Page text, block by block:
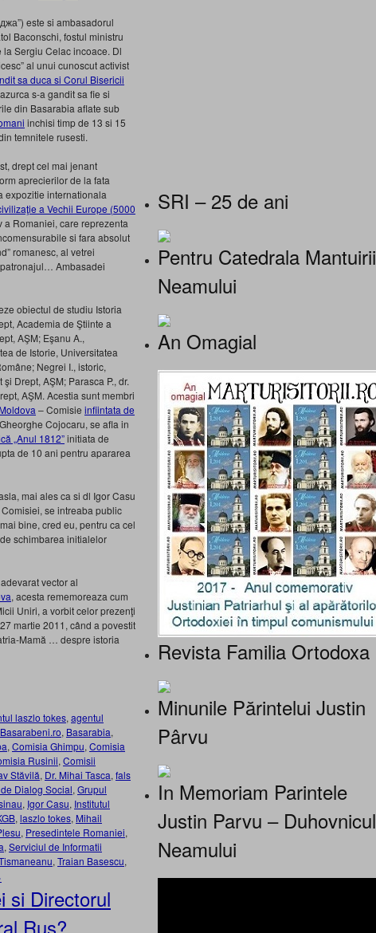
este si ambasadorul
Baconschi, fostul ministru
Sergiu Celac incoace. Dl
al unui cunoscut activist
sa duca si Corul Bisericii
s-a gandit sa fie si
din Basarabia aflate sub
inchisi timp de 13 si 15
temnitele rusesti.
drept cel mai jenant
aprecierilor de la fata
expozitie internationala
a Vechii Europe (5000
a Romaniei, care reprezenta
si fara absolut
romanesc, al vetrei
Ambasadei
obiectul de studiu Istoria
Academia de Ştiinte a
AŞM; Eşanu A.,
de Istorie, Universitatea
Negrei I., istoric,
Drept, AŞM; Parasca P., dr.
AŞM. Acestia sunt membri
– Comisie infiintata de
Cojocaru, se afla in
„Anul 1812”initiata de
de 10 ani pentru apararea
mai ales ca si dl Igor Casu
se intreaba public
bine, cred eu, pentru ca cel
schimbarea initialelor
vector al
, acesta rememoreaza cum
Uniri, a vorbit celor prezenţi
martie 2011, când a povestit
Mamă … despre istoria
laszlo tokes, agentul
Basarabeni.ro, Basarabia,
, Comisia Ghimpu, Comisia
Rusinii, Comisii
Stăvilă, Dr. Mihai Tasca, fals
Dialog Social, Grupul
, Igor Casu, Institutul
, laszlo tokes, Mihail
, Presedintele Romaniei,
, Serviciul de Informatii
, Traian Basescu,
si Directorul
Rus?
SRI – 25 de ani
Pentru Catedrala Mantuirii
Neamului
An Omagial
Revista Familia Ortodoxa
Minunile Părintelui Justin
Pârvu
In Memoriam Parintele
Justin Parvu – Duhovnicul
Neamului